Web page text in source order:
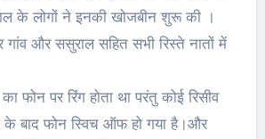
के लोगों ने इनकी खोजबीन शुरू की ।
और ससुराल सहित सभी रिस्ते नातों में
फोन पर रिंग होता था परंतु कोई रिसीव
के बाद फोन स्विच ऑफ हो गया है।और